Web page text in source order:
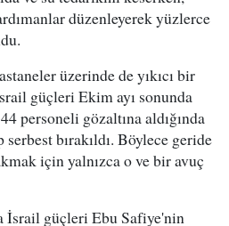
düzenleyerek yüzlerce
üzerinde de yıkıcı bir
güçleri Ekim ayı sonunda
personeli gözaltına aldığında
bırakıldı. Böylece geride
için yalnızca o ve bir avuç
İsrail güçleri Ebu Safiye'nin